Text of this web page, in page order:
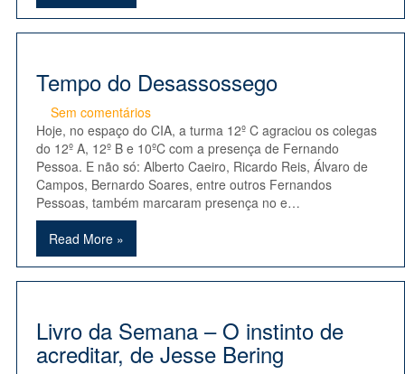
Tempo do Desassossego
Sem comentários
Hoje, no espaço do CIA, a turma 12º C agraciou os colegas
do 12º A, 12º B e 10ºC com a presença de Fernando
Pessoa. E não só: Alberto Caeiro, Ricardo Reis, Álvaro de
Campos, Bernardo Soares, entre outros Fernandos
Pessoas, também marcaram presença no e…
Read More »
Livro da Semana – O instinto de
acreditar, de Jesse Bering